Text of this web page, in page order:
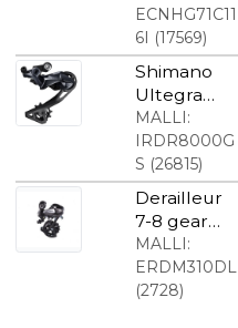
ketju
ECNHG71C11
6I (17569)
Shimano
Ultegra
R8000
Takavaihtaj
a Pitkä
MALLI:
IRDR8000G
S (26815)
Derailleur
7-8 gear
Altus black
MALLI:
ERDM310DL
(2728)